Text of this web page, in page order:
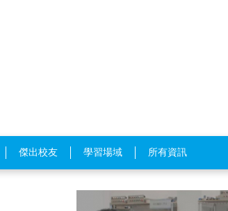
傑出校友 學習場域 所有資訊